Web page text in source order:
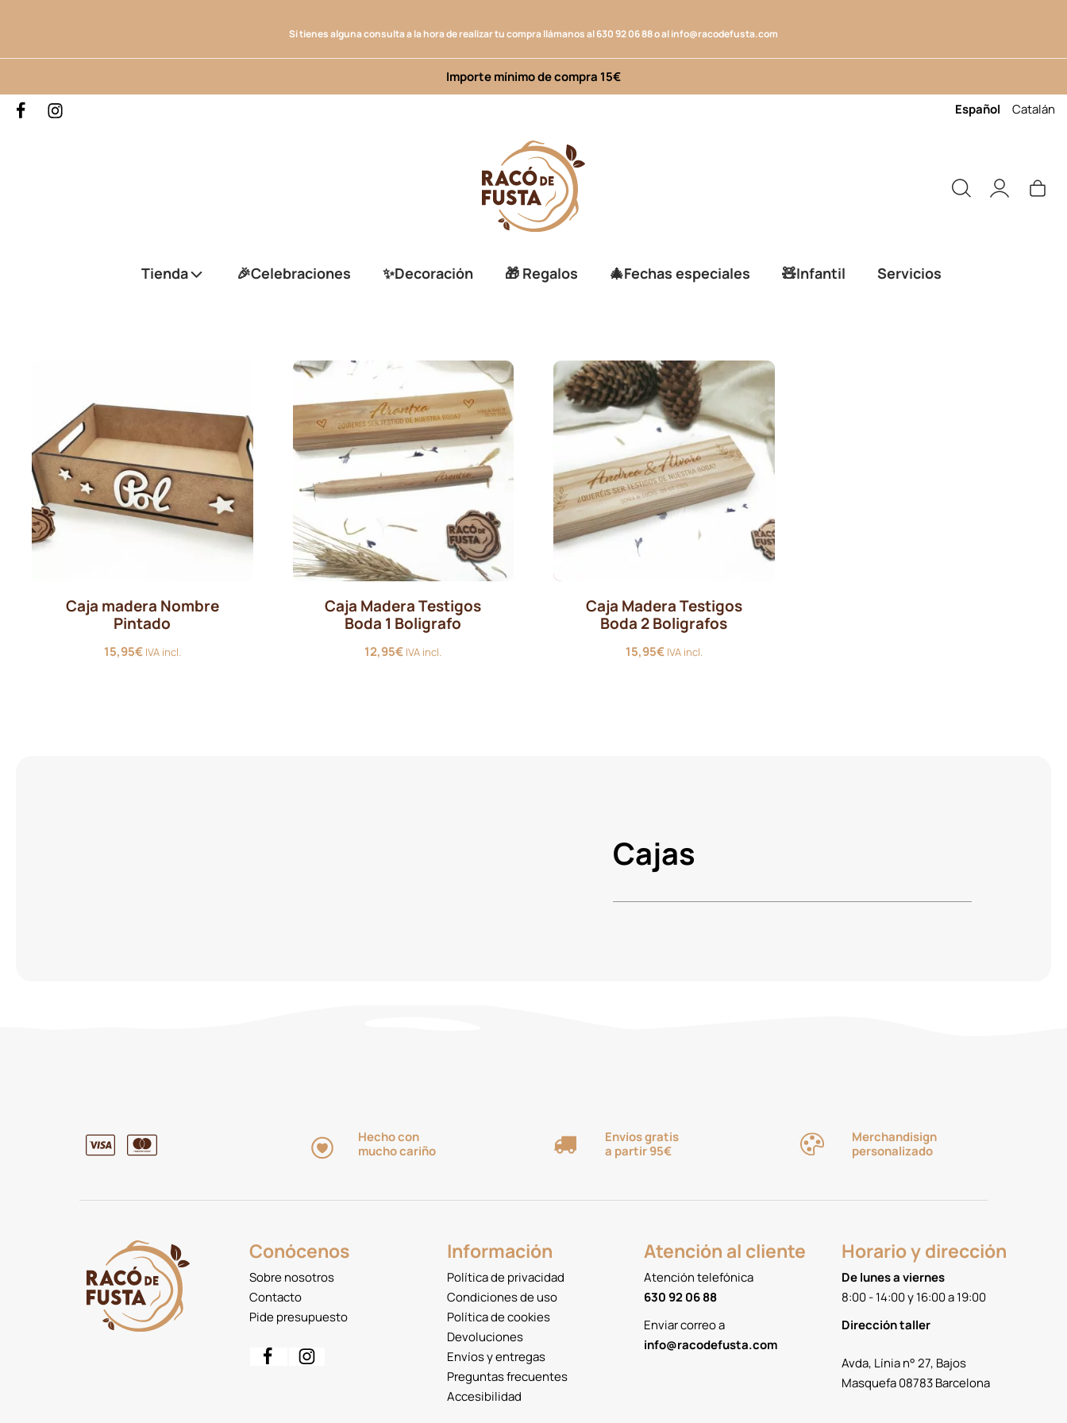
Si tienes alguna consulta a la hora de realizar tu compra llámanos al630 92 06 88o alinfo@racodefusta.com
Importe mínimo de compra 15€
Español
Catalán
Tienda 🎉Celebraciones ✨Decoración 🎁 Regalos 🎄Fechas especiales 🧸Infantil Servicios
Caja madera Nombre
Pintado
15,95€ IVA incl.
Caja Madera Testigos
Boda 1 Boligrafo
12,95€ IVA incl.
Caja Madera Testigos
Boda 2 Boligrafos
15,95€ IVA incl.
Cajas
Hecho con
mucho cariño
Envíos gratis
a partir 95€
Merchandisign
personalizado
Conócenos
Sobre nosotros
Contacto
Pide presupuesto
Información
Política de privacidad
Condiciones de uso
Política de cookies
Devoluciones
Envíos y entregas
Preguntas frecuentes
Accesibilidad
Atención al cliente
Atención telefónica
630 92 06 88
Enviar correo a
info@racodefusta.com
Horario y dirección
De lunes a viernes
8:00 - 14:00 y 16:00 a 19:00
Dirección taller
Avda, Línia n° 27, Bajos
Masquefa 08783 Barcelona